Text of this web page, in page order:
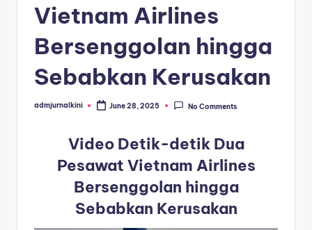
Vietnam Airlines
Bersenggolan hingga
Sebabkan Kerusakan
Posted
admjurnalkini June 28, 2025 No Comments
Video Detik-detik Dua
Pesawat Vietnam Airlines
Bersenggolan hingga
Sebabkan Kerusakan